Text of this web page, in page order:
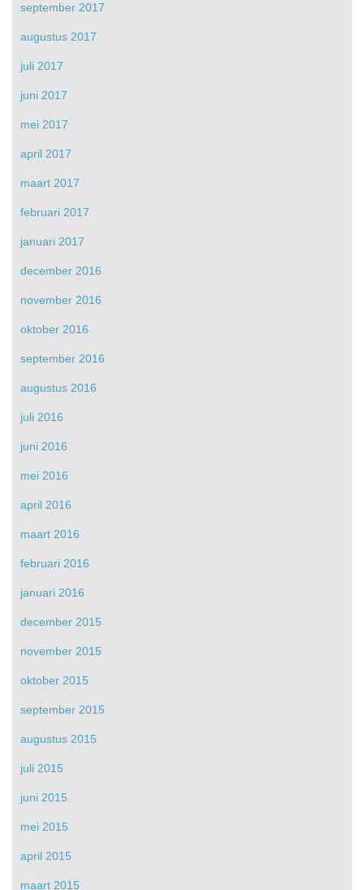
september 2017
augustus 2017
juli 2017
juni 2017
mei 2017
april 2017
maart 2017
februari 2017
januari 2017
december 2016
november 2016
oktober 2016
september 2016
augustus 2016
juli 2016
juni 2016
mei 2016
april 2016
maart 2016
februari 2016
januari 2016
december 2015
november 2015
oktober 2015
september 2015
augustus 2015
juli 2015
juni 2015
mei 2015
april 2015
maart 2015